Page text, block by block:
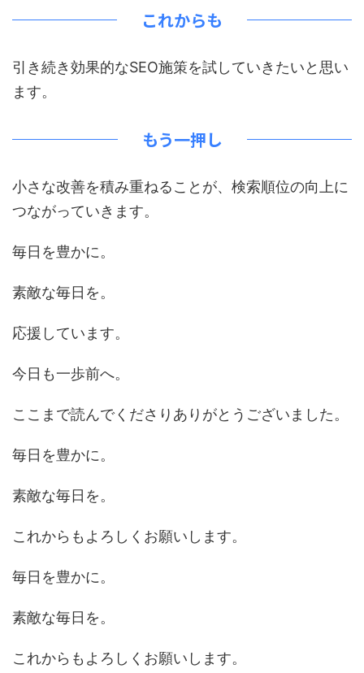
これからも
引き続き効果的なSEO施策を試していきたいと思い
ます。
もう一押し
小さな改善を積み重ねることが、検索順位の向上に
つながっていきます。
毎日を豊かに。
素敵な毎日を。
応援しています。
今日も一歩前へ。
ここまで読んでくださりありがとうございました。
毎日を豊かに。
素敵な毎日を。
これからもよろしくお願いします。
毎日を豊かに。
素敵な毎日を。
これからもよろしくお願いします。